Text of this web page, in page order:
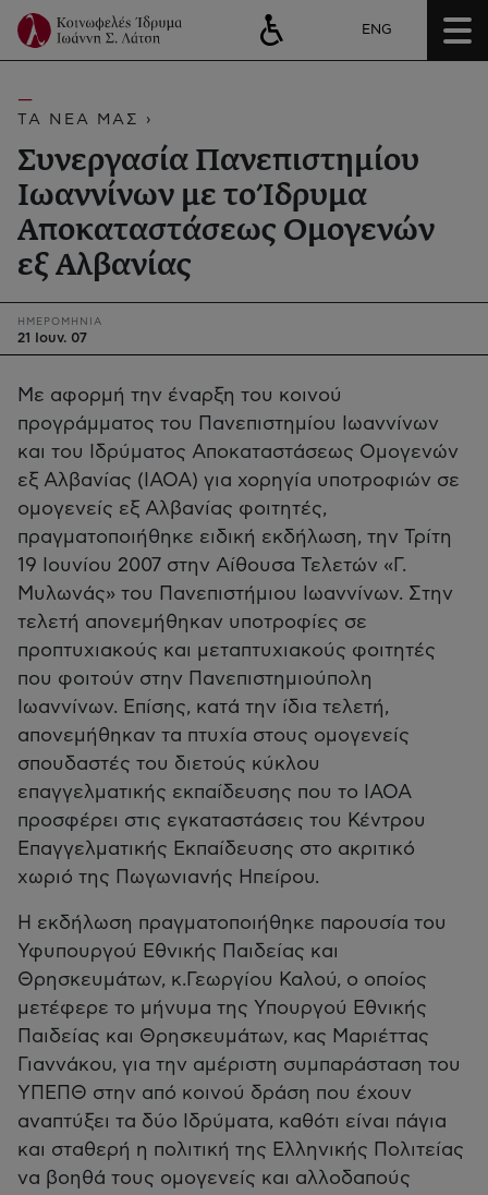
ENG
ΤΑ ΝΕΑ ΜΑΣ ›
Συνεργασία Πανεπιστημίου
Ιωαννίνων με το Ίδρυμα
Αποκαταστάσεως Ομογενών
εξ Αλβανίας
ΗΜΕΡΟΜΗΝΙΑ
21 Ιουν. 07
Με αφορμή την έναρξη του κοινού
προγράμματος του Πανεπιστημίου Ιωαννίνων
και του Ιδρύματος Αποκαταστάσεως Ομογενών
εξ Αλβανίας (ΙΑΟΑ) για χορηγία υποτροφιών σε
ομογενείς εξ Αλβανίας φοιτητές,
πραγματοποιήθηκε ειδική εκδήλωση, την Τρίτη
19 Ιουνίου 2007 στην Αίθουσα Τελετών «Γ.
Μυλωνάς» του Πανεπιστήμιου Ιωαννίνων. Στην
τελετή απονεμήθηκαν υποτροφίες σε
προπτυχιακούς και μεταπτυχιακούς φοιτητές
που φοιτούν στην Πανεπιστημιούπολη
Ιωαννίνων. Επίσης, κατά την ίδια τελετή,
απονεμήθηκαν τα πτυχία στους ομογενείς
σπουδαστές του διετούς κύκλου
επαγγελματικής εκπαίδευσης που το ΙΑΟΑ
προσφέρει στις εγκαταστάσεις του Κέντρου
Επαγγελματικής Εκπαίδευσης στο ακριτικό
χωριό της Πωγωνιανής Ηπείρου.
Η εκδήλωση πραγματοποιήθηκε παρουσία του
Υφυπουργού Εθνικής Παιδείας και
Θρησκευμάτων, κ.Γεωργίου Καλού, ο οποίος
μετέφερε το μήνυμα της Υπουργού Εθνικής
Παιδείας και Θρησκευμάτων, κας Μαριέττας
Γιαννάκου, για την αμέριστη συμπαράσταση του
ΥΠΕΠΘ στην από κοινού δράση που έχουν
αναπτύξει τα δύο Ιδρύματα, καθότι είναι πάγια
και σταθερή η πολιτική της Ελληνικής Πολιτείας
να βοηθά τους ομογενείς και αλλοδαπούς